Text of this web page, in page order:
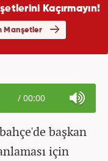
/ 00:00
başkan
için